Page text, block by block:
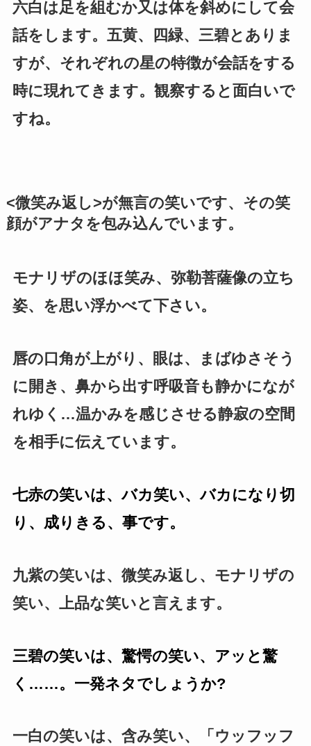
六白は足を組むか又は体を斜めにして会
話をします。五黄、四緑、三碧とありま
すが、それぞれの星の特徴が会話をする
時に現れてきます。観察すると面白いで
すね。
<微笑み返し>が無言の笑いです、その笑
顔がアナタを包み込んでいます。
モナリザのほほ笑み、弥勒菩薩像の立ち
姿、を思い浮かべて下さい。
唇の口角が上がり、眼は、まばゆさそう
に開き、鼻から出す呼吸音も静かになが
れゆく…温かみを感じさせる静寂の空間
を相手に伝えています。
七赤の笑いは、バカ笑い、バカになり切
り、成りきる、事です。
九紫の笑いは、微笑み返し、モナリザの
笑い、上品な笑いと言えます。
三碧の笑いは、驚愕の笑い、アッと驚
く……。一発ネタでしょうか?
一白の笑いは、含み笑い、「ウッフッフ